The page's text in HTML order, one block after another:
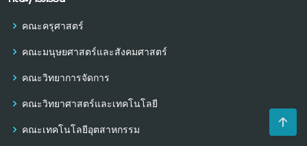
คณะครุศาสตร์
คณะมนุษยศาสตร์และสังคมศาสตร์
คณะวิทยาการจัดการ
คณะวิทยาศาสตร์และเทคโนโลยี
คณะเทคโนโลยีอุตสาหกรรม